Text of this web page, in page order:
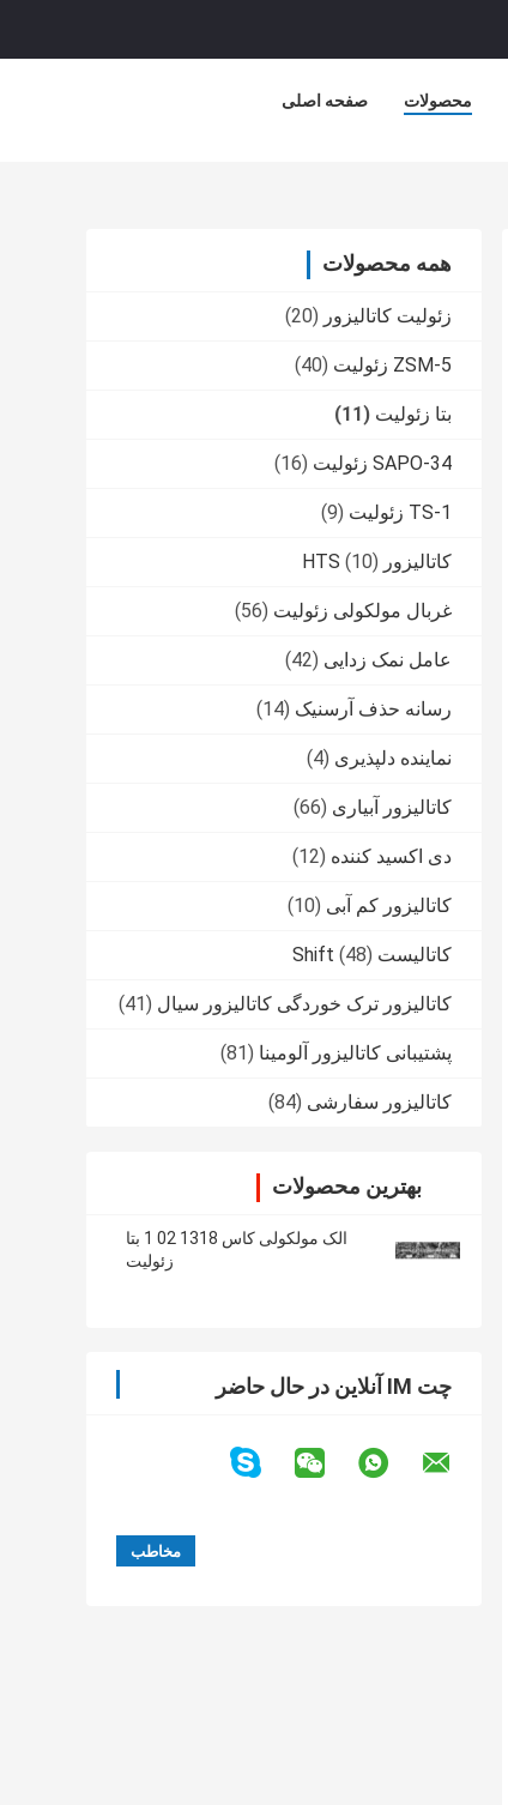
صفحه اصلی محصولات
همه محصولات
زئولیت کاتالیزور (20)
ZSM-5 زئولیت (40)
بتا زئولیت (11)
SAPO-34 زئولیت (16)
TS-1 زئولیت (9)
کاتالیزور HTS (10)
غربال مولکولی زئولیت (56)
عامل نمک زدایی (42)
رسانه حذف آرسنیک (14)
نماینده دلپذیری (4)
کاتالیزور آبیاری (66)
دی اکسید کننده (12)
کاتالیزور کم آبی (10)
کاتالیست Shift (48)
کاتالیزور ترک خوردگی کاتالیزور سیال (41)
پشتیبانی کاتالیزور آلومینا (81)
کاتالیزور سفارشی (84)
بهترین محصولات
الک مولکولی کاس 1318 02 1 بتا
زئولیت
چت IM آنلاین در حال حاضر